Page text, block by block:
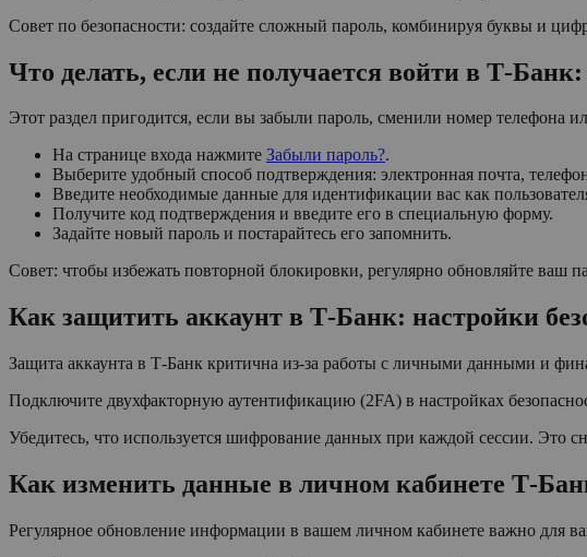
Совет по безопасности: создайте сложный пароль, комбинируя буквы и
Что делать, если не получается войти в Т-Банк:
Этот раздел пригодится, если вы забыли пароль, сменили номер телефона
На странице входа нажмите Забыли пароль?.
Выберите удобный способ подтверждения: электронная почта,
Введите необходимые данные для идентификации вас как
Получите код подтверждения и введите его в специальную форму.
Задайте новый пароль и постарайтесь его запомнить.
Совет: чтобы избежать повторной блокировки, регулярно обновляйте ваш
Как защитить аккаунт в Т-Банк: настройки
Защита аккаунта в Т-Банк критична из-за работы с личными данными и
Подключите двухфакторную аутентификацию (2FA) в настройках
Убедитесь, что используется шифрование данных при каждой сессии. Это
Как изменить данные в личном кабинете Т-
Регулярное обновление информации в вашем личном кабинете важно для